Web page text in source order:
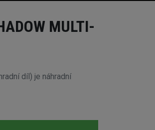
MULTI-
díl) je náhradní